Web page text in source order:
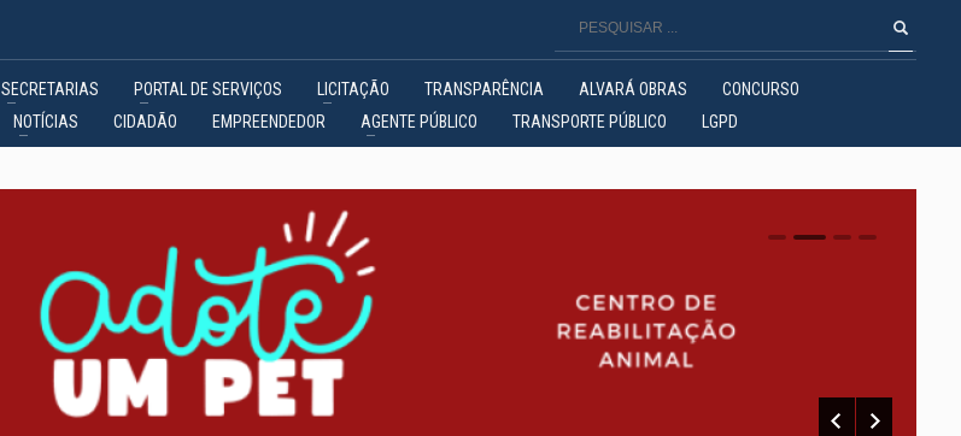
SECRETARIAS PORTAL DE SERVIÇOS LICITAÇÃO TRANSPARÊNCIA ALVARÁ OBRAS
CONCURSO
NOTÍCIAS CIDADÃO EMPREENDEDOR AGENTE PÚBLICO TRANSPORTE PÚBLICO LGPD
0 1 2